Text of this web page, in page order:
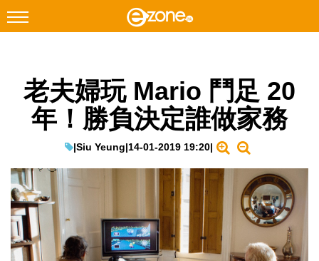
Facebook Instagram
科技焦點
遊戲動漫
教學評測
EduTech
IT Times
老夫婦玩 Mario 鬥足 20
年！勝負決定誰做家務
|Siu Yeung|14-01-2019 19:20|